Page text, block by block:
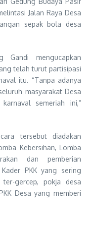
Jalan Raya Desa
sepak bola desa
Gandi mengucapkan
telah turut partisipasi
itu. “Tanpa adanya
masyarakat Desa
semeriah ini,”
tersebut diadakan
Kebersihan, Lomba
dan pemberian
PKK yang sering
gercep, pokja desa
Desa yang memberi